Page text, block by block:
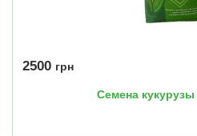
2500 грн
Семена